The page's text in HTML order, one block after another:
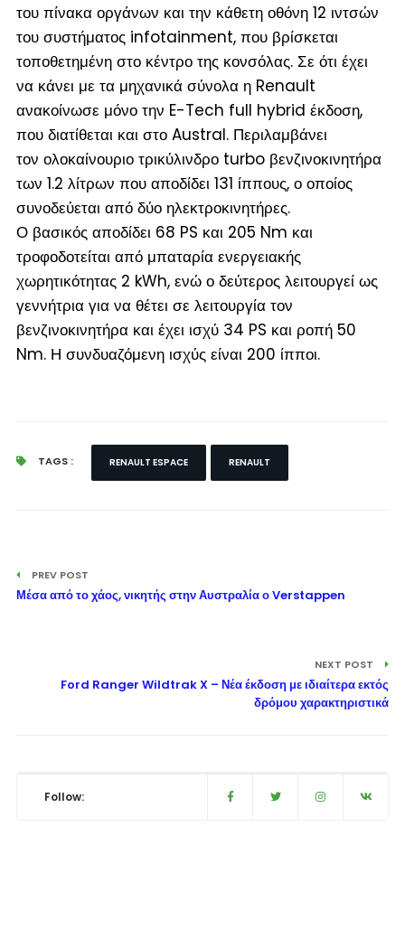
του πίνακα οργάνων και την κάθετη οθόνη 12 ιντσών
του συστήματος infotainment, που βρίσκεται
τοποθετημένη στο κέντρο της κονσόλας. Σε ότι έχει
να κάνει με τα μηχανικά σύνολα η Renault
ανακοίνωσε μόνο την E-Tech full hybrid έκδοση,
που διατίθεται και στο Austral. Περιλαμβάνει
τον ολοκαίνουριο τρικύλινδρο turbo βενζινοκινητήρα
των 1.2 λίτρων που αποδίδει 131 ίππους, ο οποίος
συνοδεύεται από δύο ηλεκτροκινητήρες.
Ο βασικός αποδίδει 68 PS και 205 Nm και
τροφοδοτείται από μπαταρία ενεργειακής
χωρητικότητας 2 kWh, ενώ ο δεύτερος λειτουργεί ως
γεννήτρια για να θέτει σε λειτουργία τον
βενζινοκινητήρα και έχει ισχύ 34 PS και ροπή 50
Nm. Η συνδυαζόμενη ισχύς είναι 200 ίπποι.
TAGS : RENAULT ESPACE RENAULT
PREV POST
Μέσα από το χάος, νικητής στην Αυστραλία ο Verstappen
NEXT POST
Ford Ranger Wildtrak X – Νέα έκδοση με ιδιαίτερα εκτός
δρόμου χαρακτηριστικά
Follow: